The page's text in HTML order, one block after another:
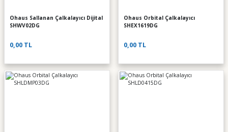
Ohaus Sallanan Çalkalayıcı Dijital
SHWV02DG
0,00 TL
Ohaus Orbital Çalkalayıcı
SHEX1619DG
0,00 TL